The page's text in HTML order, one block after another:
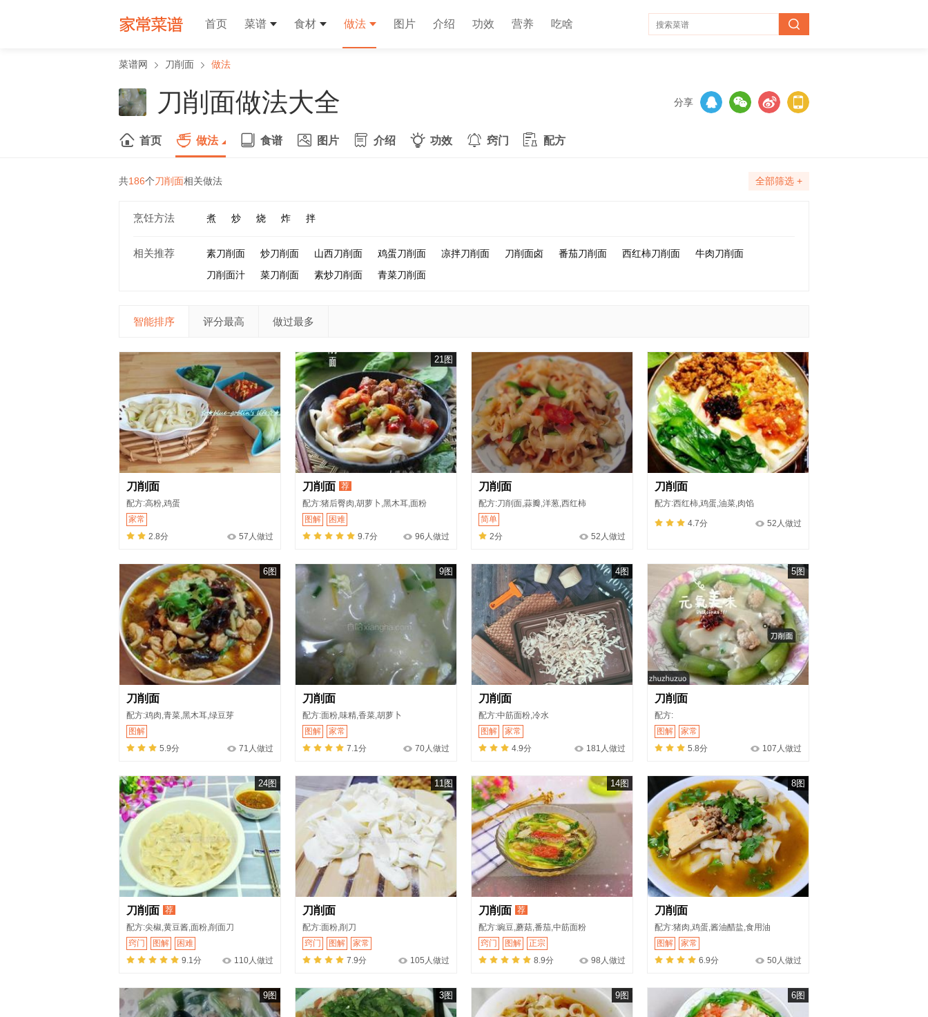
首页 菜谱 食材 做法 图片 介绍 功效 营养 吃啥
菜谱网 刀削面 做法
刀削面做法大全 分享
首页 做法 食谱 图片 介绍 功效 窍门 配方
共186个刀削面相关做法 全部筛选 +
烹饪方法 煮 炒 烧 炸 拌
相关推荐 素刀削面 炒刀削面 山西刀削面 鸡蛋刀削面 凉拌刀削面 刀削面卤 番茄刀削面 西红柿刀削面
牛肉刀削面
刀削面汁
菜刀削面 素炒刀削面 青菜刀削面
智能排序 评分最高 做过最多
刀削面
配方:高粉,鸡蛋
家常
2.8分
57人做过
21图
刀削面 荐
配方:猪后臀肉,胡萝卜,黑木耳,面粉
图解
困难
9.7分
96人做过
刀削面
配方:刀削面,蒜瓣,洋葱,西红柿
简单
2分
52人做过
刀削面
配方:西红柿,鸡蛋,油菜,肉馅
4.7分 52人做过
6图
刀削面
配方:鸡肉,青菜,黑木耳,绿豆芽
图解
5.9分
71人做过
9图
刀削面
配方:面粉,味精,香菜,胡萝卜
图解
家常
7.1分
70人做过
4图
刀削面
配方:中筋面粉,冷水
图解
家常
4.9分
181人做过
5图
刀削面
配方:
图解
家常
5.8分
107人做过
24图
刀削面 荐
配方:尖椒,黄豆酱,面粉,削面刀
窍门
图解
困难
9.1分
110人做过
11图
刀削面
配方:面粉,削刀
窍门
图解
家常
7.9分
105人做过
14图
刀削面 荐
配方:豌豆,蘑菇,番茄,中筋面粉
窍门
图解
正宗
8.9分
98人做过
8图
刀削面
配方:猪肉,鸡蛋,酱油醋盐,食用油
图解
家常
6.9分
50人做过
9图 3图 9图 6图